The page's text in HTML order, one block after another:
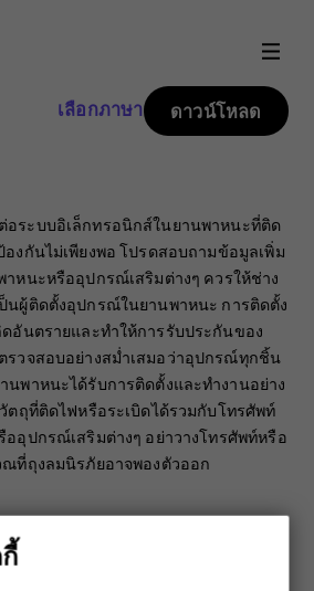
เลือกภาษา ดาวน์โหลด
ระบบอิเล็กทรอนิกส์ในยานพาหนะที่ติด
งกันไม่เพียงพอ โปรดสอบถามข้อมูลเพิ่ม
หนะหรืออุปกรณ์เสริมต่างๆ ควรให้ช่าง
นผู้ติดตั้งอุปกรณ์ในยานพาหนะ การติดตั้ง
อันตรายและทำให้การรับประกันของ
วจสอบอย่างสม่ำเสมอว่าอุปกรณ์ทุกชิ้น
พาหนะได้รับการติดตั้งและทำงานอย่าง
ตถุที่ติดไฟหรือระเบิดได้รวมกับโทรศัพท์
อุปกรณ์เสริมต่างๆ อย่าวางโทรศัพท์หรือ
ณที่ถุงลมนิรภัยอาจพองตัวออก